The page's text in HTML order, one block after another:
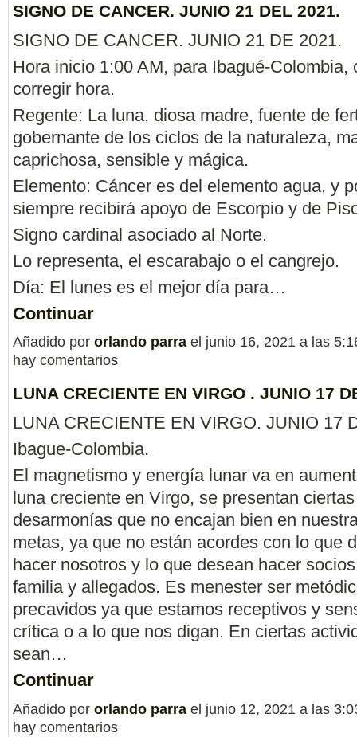
SIGNO DE CANCER. JUNIO 21 DEL 2021.
SIGNO DE CANCER. JUNIO 21 DE 2021.
Hora inicio 1:00 AM, para Ibagué-Colombia,
corregir hora.
Regente: La luna, diosa madre, fuente de
gobernante de los ciclos de la naturaleza,
caprichosa, sensible y mágica.
Elemento: Cáncer es del elemento agua, y
siempre recibirá apoyo de Escorpio y de
Signo cardinal asociado al Norte.
Lo representa, el escarabajo o el cangrejo.
Día: El lunes es el mejor día para…
Continuar
Añadido por orlando parra el junio 16, 2021 a las
hay comentarios
LUNA CRECIENTE EN VIRGO . JUNIO 17
LUNA CRECIENTE EN VIRGO. JUNIO 17
Ibague-Colombia.
El magnetismo y energía lunar va en
luna creciente en Virgo, se presentan ciertas
desarmonías que no encajan bien en
metas, ya que no están acordes con lo que
hacer nosotros y lo que desean hacer
familia y allegados. Es menester ser
precavidos ya que estamos receptivos y
crítica o a lo que nos digan. En ciertas
sean…
Continuar
Añadido por orlando parra el junio 12, 2021 a las
hay comentarios